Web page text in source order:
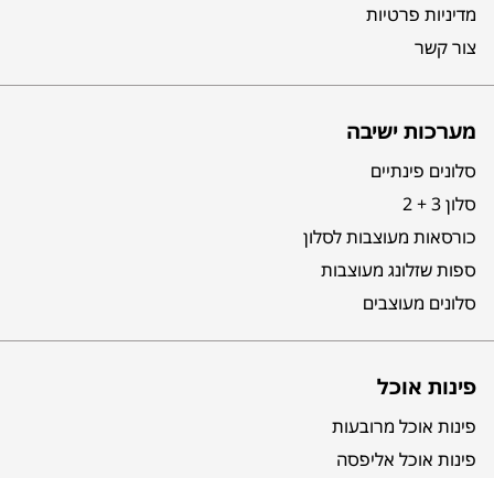
מדיניות פרטיות
צור קשר
מערכות ישיבה
סלונים פינתיים
סלון 3 + 2
כורסאות מעוצבות לסלון
ספות שזלונג מעוצבות
סלונים מעוצבים
פינות אוכל
פינות אוכל מרובעות
פינות אוכל אליפסה